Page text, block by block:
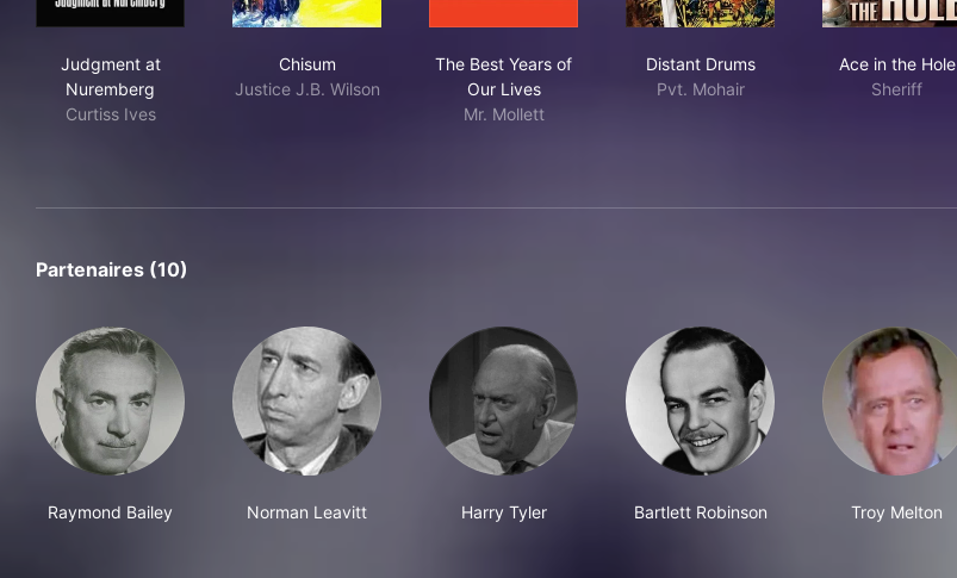
Judgment at
Nuremberg
Curtiss Ives
Chisum
Justice J.B. Wilson
The Best Years of
Our Lives
Mr. Mollett
Distant Drums
Pvt. Mohair
Ace in the Hole
Sheriff
Partenaires (10)
Raymond Bailey Norman Leavitt Harry Tyler Bartlett Robinson Troy Melton